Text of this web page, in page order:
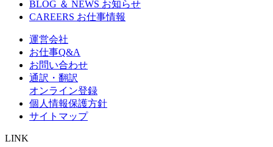
BLOG ＆ NEWS お知らせ
CAREERS お仕事情報
運営会社
お仕事Q&A
お問い合わせ
通訳・翻訳
オンライン登録
個人情報保護方針
サイトマップ
LINK